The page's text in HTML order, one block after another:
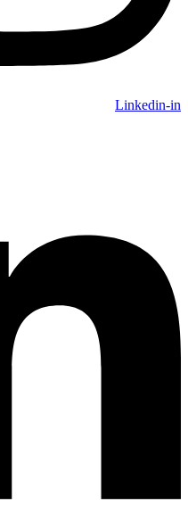
Linkedin-in